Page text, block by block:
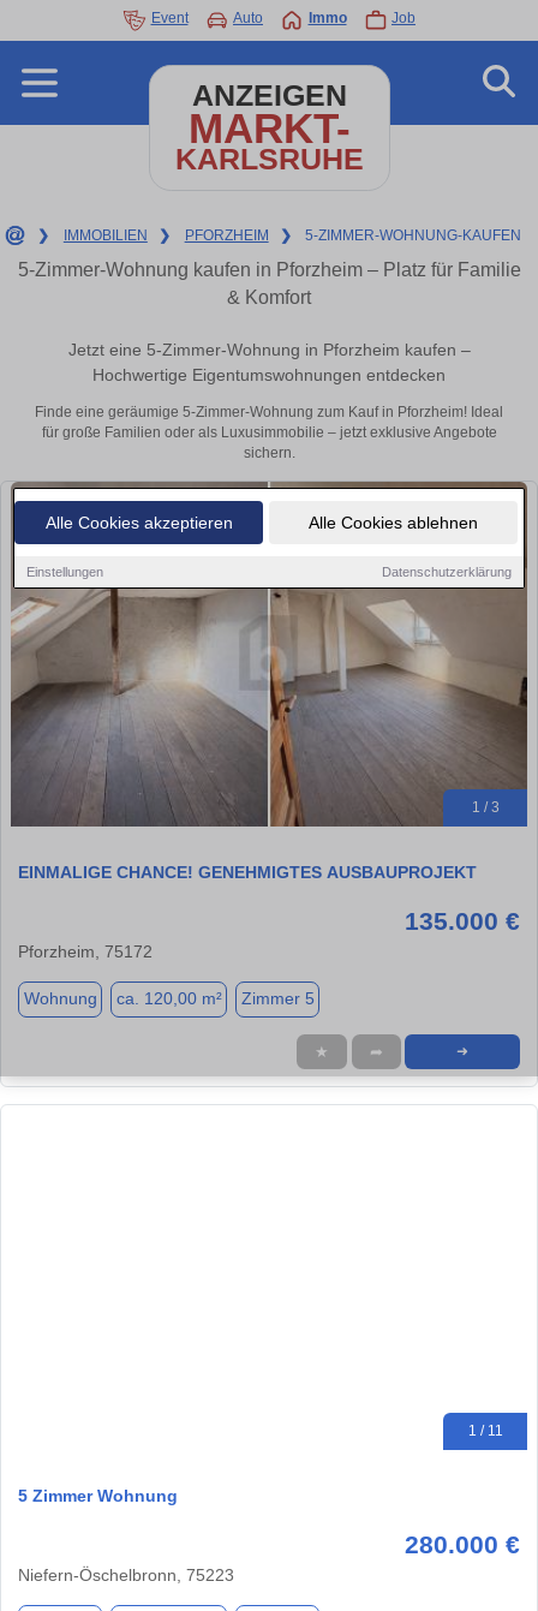
Alle Cookies akzeptieren Alle Cookies ablehnen
Einstellungen Datenschutzerklärung
Event Auto Immo Job
ANZEIGEN
MARKT-
KARLSRUHE
❯ IMMOBILIEN ❯ PFORZHEIM ❯ 5-ZIMMER-WOHNUNG-KAUFEN
5-Zimmer-Wohnung kaufen in Pforzheim – Platz für Familie
& Komfort
Jetzt eine 5-Zimmer-Wohnung in Pforzheim kaufen –
Hochwertige Eigentumswohnungen entdecken
Finde eine geräumige 5-Zimmer-Wohnung zum Kauf in Pforzheim! Ideal
für große Familien oder als Luxusimmobilie – jetzt exklusive Angebote
sichern.
1 / 3
EINMALIGE CHANCE! GENEHMIGTES AUSBAUPROJEKT
135.000 €
Pforzheim, 75172
Wohnung ca. 120,00 m² Zimmer 5
★ ➦ ➜
1 / 11
5 Zimmer Wohnung
280.000 €
Niefern-Öschelbronn, 75223